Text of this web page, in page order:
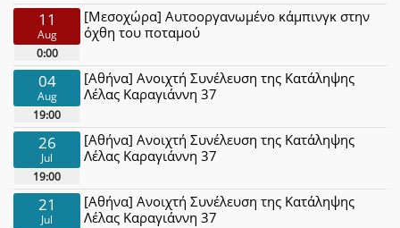
11
Aug
0:00
[Μεσοχώρα] Αυτοοργανωμένο κάμπινγκ στην
όχθη του ποταμού
04
Aug
19:00
[Αθήνα] Ανοιχτή Συνέλευση της Κατάληψης
Λέλας Καραγιάννη 37
26
Jul
19:00
[Αθήνα] Ανοιχτή Συνέλευση της Κατάληψης
Λέλας Καραγιάννη 37
21
Jul
[Αθήνα] Ανοιχτή Συνέλευση της Κατάληψης
Λέλας Καραγιάννη 37